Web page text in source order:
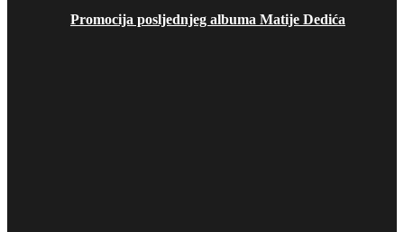
Promocija posljednjeg albuma Matije Dedića